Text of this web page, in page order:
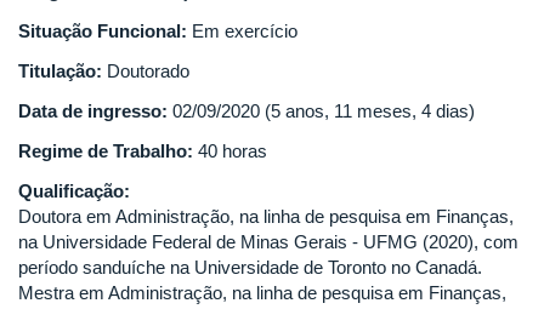
Situação Funcional: Em exercício
Titulação: Doutorado
Data de ingresso: 02/09/2020 (5 anos, 11 meses, 4 dias)
Regime de Trabalho: 40 horas
Qualificação:
Doutora em Administração, na linha de pesquisa em Finanças,
na Universidade Federal de Minas Gerais - UFMG (2020), com
período sanduíche na Universidade de Toronto no Canadá.
Mestra em Administração, na linha de pesquisa em Finanças,